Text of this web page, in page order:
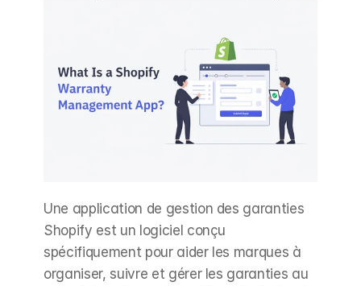
Une application de gestion des garanties
Shopify est un logiciel conçu
spécifiquement pour aider les marques à
organiser, suivre et gérer les garanties au